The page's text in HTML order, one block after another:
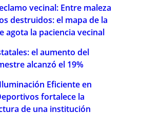
vecinal: Entre maleza
destruidos: el mapa de la
agota la paciencia vecinal
el aumento del
alcanzó el 19%
Eficiente en
fortalece la
de una institución